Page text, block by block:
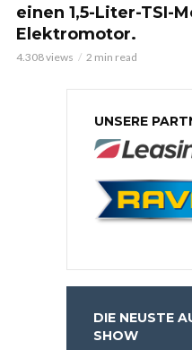
einen 1,5-Liter-TSI-
Elektromotor.
4.308 views 2 min read
UNSERE
DIE NEUSTE
SHOW